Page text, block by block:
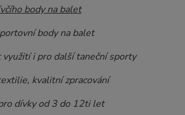
body na balet
body na balet
i pro další taneční sporty
kvalitní zpracování
dívky od 3 do 12ti let